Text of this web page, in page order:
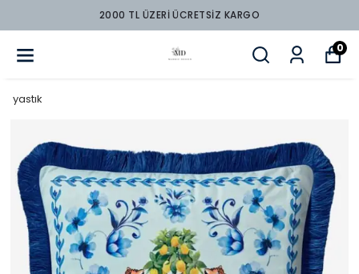
2000 TL ÜZERİ ÜCRETSİZ KARGO
0
yastık